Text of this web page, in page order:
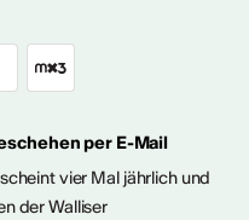
per E-Mail
vier Mal jährlich und
der Walliser